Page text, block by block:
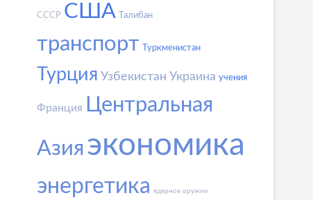
СССР США Талибан
транспорт Туркменистан
Турция Узбекистан Украина учения
Франция Центральная
Азия экономика
энергетика ядерное оружие